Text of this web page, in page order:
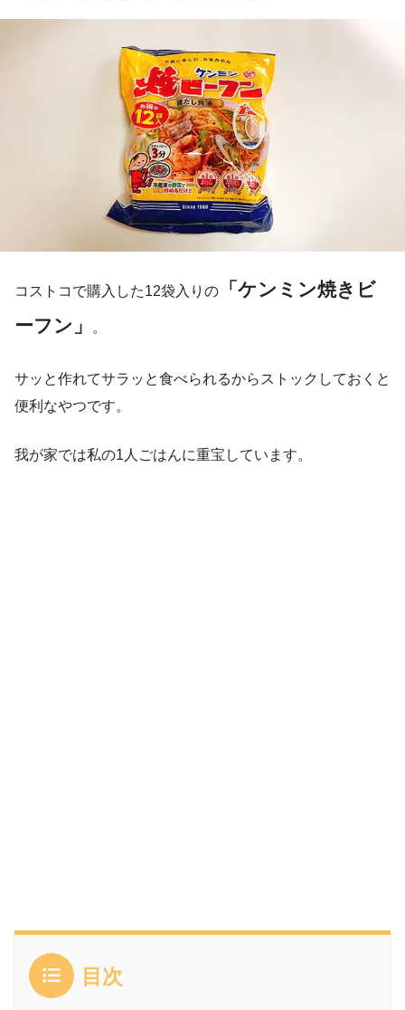
コストコで購入した12袋入りの
「ケンミン焼きビ
ーフン」
。
サッと作れてサラッと食べられるからストックしておくと
便利なやつです。
我が家では私の1人ごはんに重宝しています。
目次